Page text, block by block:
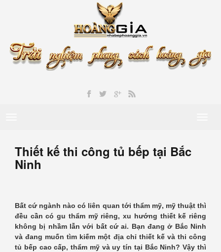
Thiết kế thi công tủ bếp tại Bắc
Ninh
Bất cứ ngành nào có liên quan tới thẩm mỹ, mỹ thuật thì
đều cần có gu thẩm mỹ riêng, xu hướng thiết kế riêng
không bị nhầm lẫn với bất cứ ai. Bạn đang ở Bắc Ninh
và đang muốn tìm kiếm một địa chỉ thiết kế và thi công
tủ bếp cao cấp, thẩm mỹ và uy tín tại Bắc Ninh? Vậy thì